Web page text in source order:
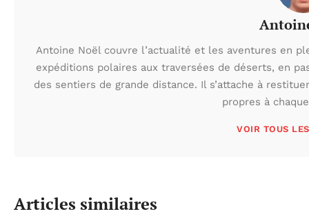
Antoine Noël couvre l’actualité et les aventures en
expéditions polaires aux traversées de déserts, en
des sentiers de grande distance. Il s’attache à
propres à
VOIR TOUS
Articles similaires